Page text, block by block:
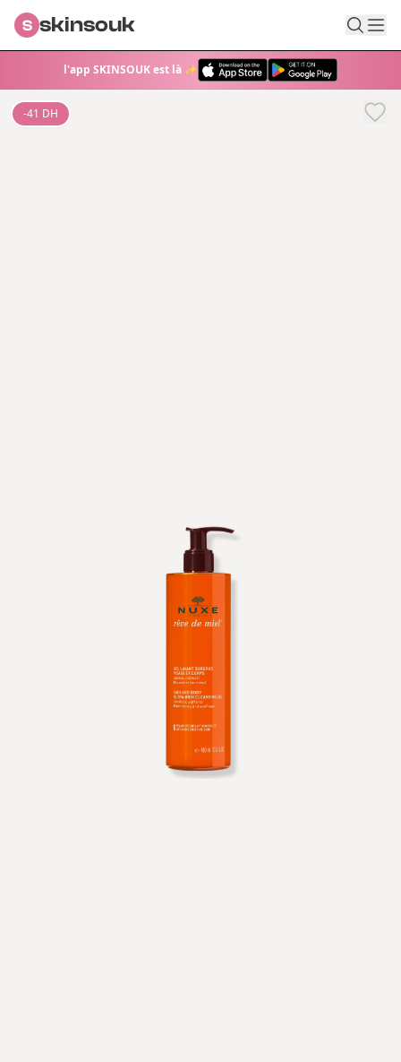
l'app SKINSOUK est là ✨
S skinsouk
-41 DH